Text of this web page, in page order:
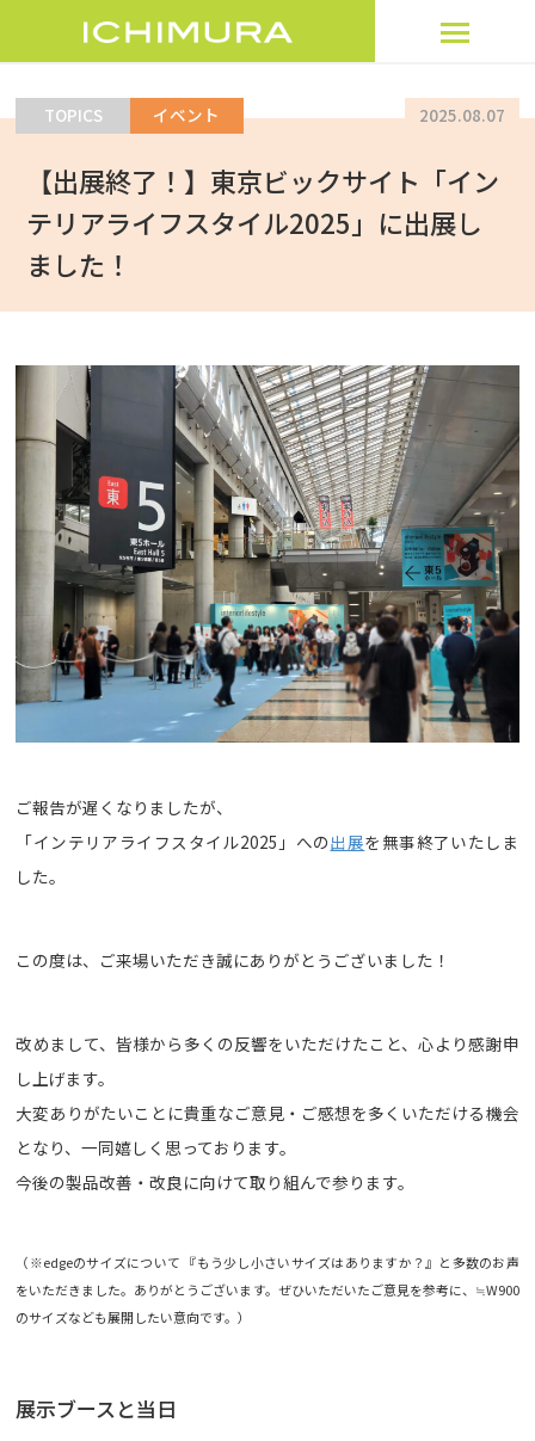
トップページ
製品を探す
サービス
企業情報
オンラインショップ
デジタルカタログ お問い合わせ
TOPICS イベント 2025.08.07
【出展終了！】東京ビックサイト「イン
テリアライフスタイル2025」に出展し
ました！
ご報告が遅くなりましたが、
「インテリアライフスタイル2025」への出展を無事終了いたしま
した。
この度は、ご来場いただき誠にありがとうございました！
改めまして、皆様から多くの反響をいただけたこと、心より感謝申
し上げます。
大変ありがたいことに貴重なご意見・ご感想を多くいただける機会
となり、一同嬉しく思っております。
今後の製品改善・改良に向けて取り組んで参ります。
（※edgeのサイズについて 『もう少し小さいサイズはありますか？』と多数のお声
をいただきました。ありがとうございます。ぜひいただいたご意見を参考に、≒W900
のサイズなども展開したい意向です。）
展示ブースと当日